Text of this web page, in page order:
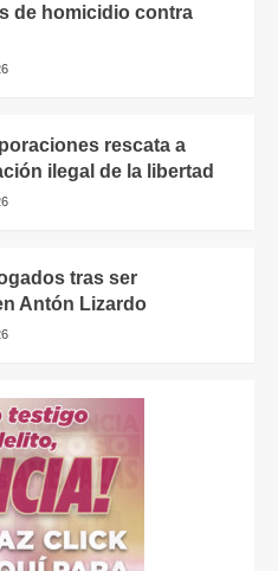
de homicidio contra
rescata a
ilegal de la libertad
tras ser
Antón Lizardo